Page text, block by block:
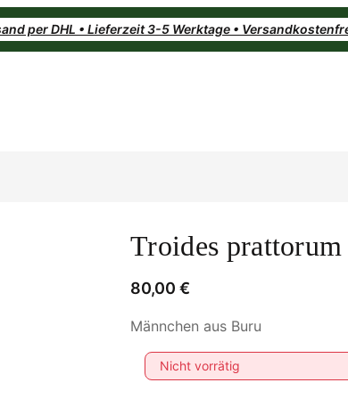
per DHL • Lieferzeit 3-5 Werktage •
Troides prattorum
80,00 €
Männchen aus Buru
Nicht vorrätig